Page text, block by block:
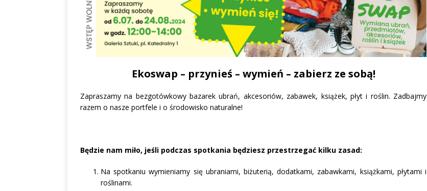
Ekoswap – przynieś – wymień – zabierz ze sobą!
Zapraszamy na bezgotówkowy bazarek ubrań, akcesoriów, zabawek, książek, płyt i roślin. Zadbajmy
razem o nasze portfele i o środowisko naturalne!
Będzie nam miło, jeśli podczas spotkania będziesz przestrzegać kilku zasad:
Na spotkaniu wymieniamy się ubraniami, biżuterią, dodatkami, zabawkami, książkami, płytami i
roślinami.